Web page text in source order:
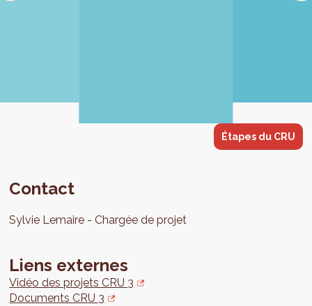
Étapes du CRU
Contact
Sylvie Lemaire Chargée de projet
Liens externes
Vidéo des projets CRU 3
Documents CRU 3